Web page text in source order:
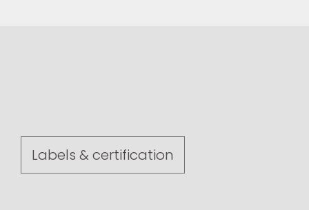
Labels & certification